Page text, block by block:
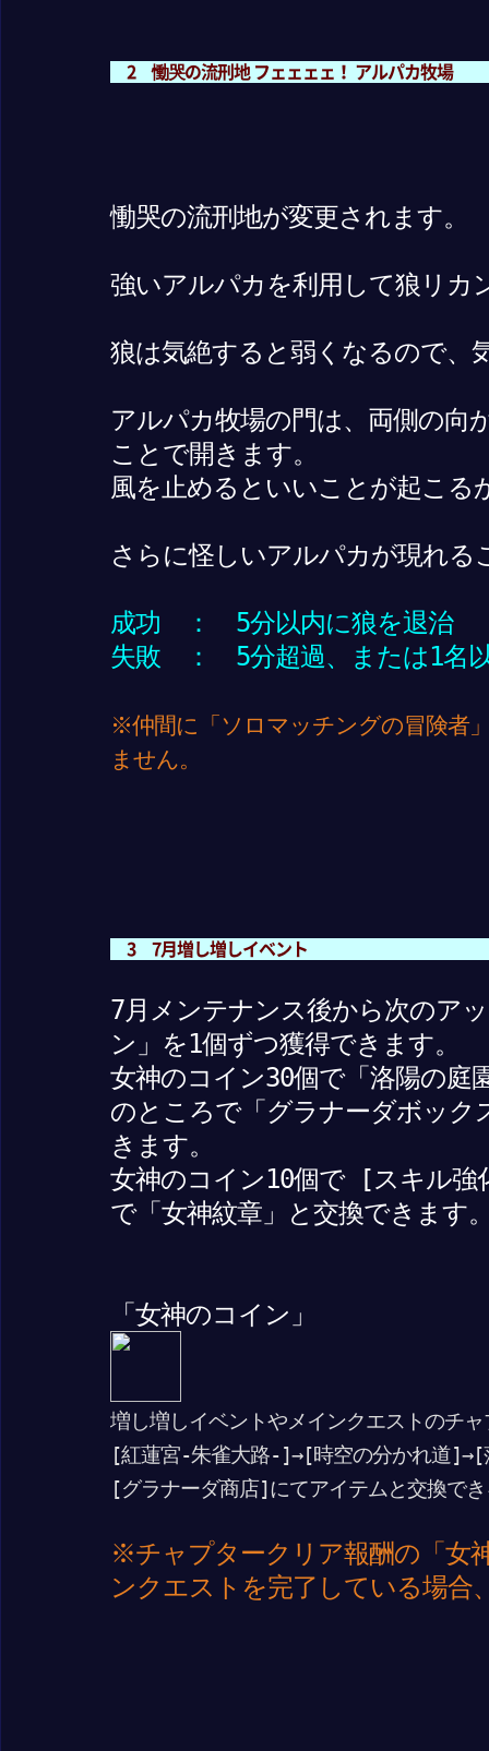
2 慟哭の流刑地 フェェェェ！ アルパカ牧場
慟哭の流刑地が変更されます。
強いアルパカを利用して狼リカ
狼は気絶すると弱くなるので、
アルパカ牧場の門は、両側の向
ことで開きます。
風を止めるといいことが起こる
さらに怪しいアルパカが現れる
成功 ： 5分以内に狼を退治
失敗 ： 5分超過、または1名
※仲間に「ソロマッチングの冒険者
ません。
3 7月増し増しイベント
7月メンテナンス後から次のア
ン」を1個ずつ獲得できます。
女神のコイン30個で「洛陽の庭
のところで「グラナーダボッ
きます。
女神のコイン10個で [スキル
で「女神紋章」と交換できます
「女神のコイン」
増し増しイベントやメインクエストのチ
[紅蓮宮-朱雀大路-]→[時空の分かれ道]→[
[グラナーダ商店]にてアイテムと交換で
※チャプタークリア報酬の「女
ンクエストを完了している場合